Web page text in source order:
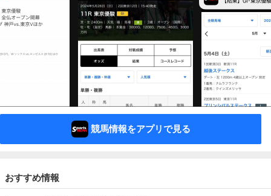
競馬情報をアプリで見る
おすすめ情報